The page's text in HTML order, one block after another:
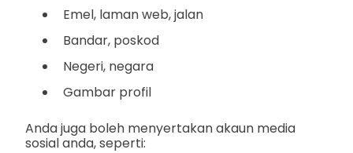
Emel, laman web, jalan
Bandar, poskod
Negeri, negara
Gambar profil
Anda juga boleh menyertakan akaun media
sosial anda, seperti: